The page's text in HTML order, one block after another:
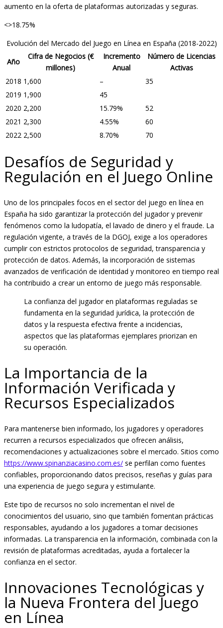
aumento en la oferta de plataformas autorizadas y seguras.
<>18.75%
Evolución del Mercado del Juego en Línea en España (2018-2022)
Año
Cifra de Negocios (€
millones)
Incremento
Anual
Número de Licencias
Activas
2018 1,600 –
35
2019 1,900
45
2020 2,200 15.79%
52
2021 2,300 4.55%
60
2022 2,500 8.70% 70
Desafíos de Seguridad y
Regulación en el Juego Online
Uno de los principales focos en el sector del juego en línea en
España ha sido garantizar la protección del jugador y prevenir
fenómenos como la ludopatía, el lavado de dinero y el fraude. La
regulación vigente, a través de la DGOJ, exige a los operadores
cumplir con estrictos protocolos de seguridad, transparencia y
protección de datos. Además, la incorporación de sistemas
avanzados de verificación de identidad y monitoreo en tiempo real
ha contribuido a crear un entorno de juego más responsable.
La confianza del jugador en plataformas reguladas se
fundamenta en la seguridad jurídica, la protección de
datos y la respuesta efectiva frente a incidencias,
aspectos que las plataformas ejemplares priorizan en
su operación.
La Importancia de la
Información Verificada y
Recursos Especializados
Para mantenerse bien informado, los jugadores y operadores
recurren a recursos especializados que ofrecen análisis,
recomendaciones y actualizaciones sobre el mercado. Sitios como
https://www.spinanziacasino.com.es/ se perfilan como fuentes
confiables, proporcionando datos precisos, reseñas y guías para
una experiencia de juego segura y estimulante.
Este tipo de recursos no solo incrementan el nivel de
conocimientos del usuario, sino que también fomentan prácticas
responsables, ayudando a los jugadores a tomar decisiones
informadas. La transparencia en la información, combinada con la
revisión de plataformas acreditadas, ayuda a fortalecer la
confianza en el sector.
Innovaciones Tecnológicas y
la Nueva Frontera del Juego
en Línea